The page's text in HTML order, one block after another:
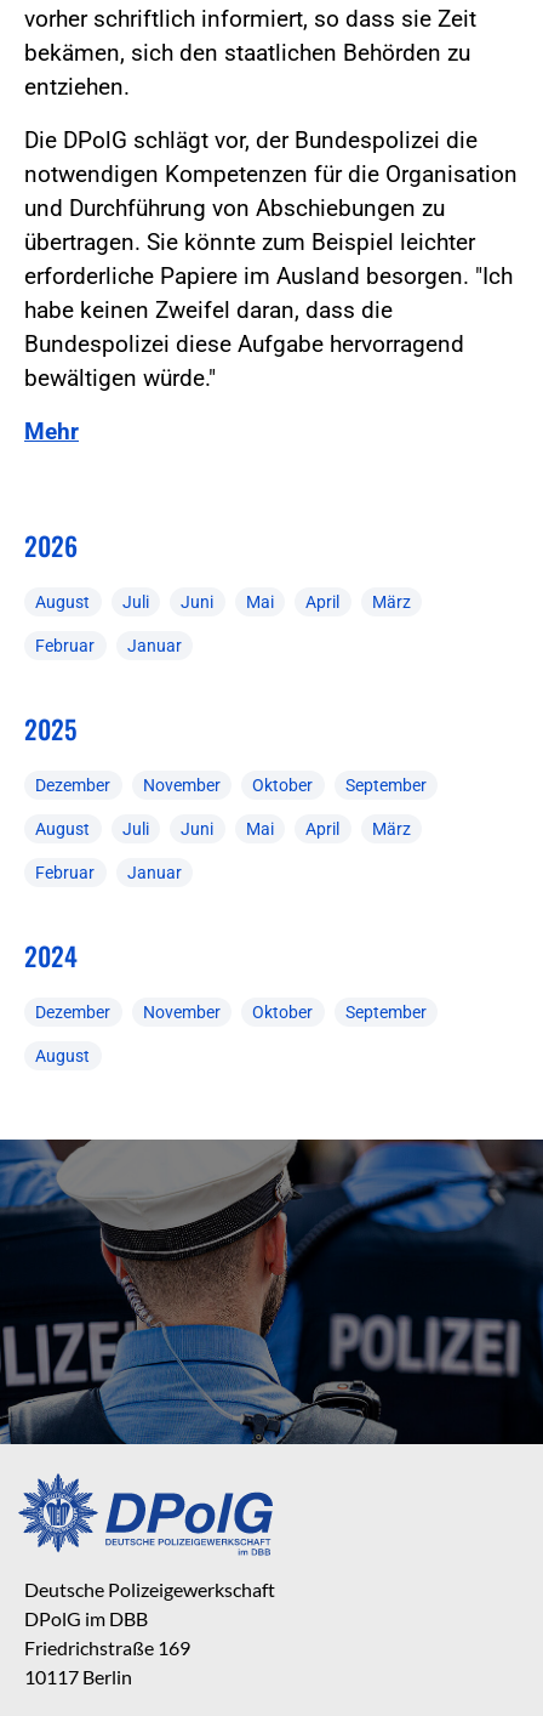
vorher schriftlich informiert, so dass sie Zeit
bekämen, sich den staatlichen Behörden zu
entziehen.
Die DPolG schlägt vor, der Bundespolizei die
notwendigen Kompetenzen für die Organisation
und Durchführung von Abschiebungen zu
übertragen. Sie könnte zum Beispiel leichter
erforderliche Papiere im Ausland besorgen. "Ich
habe keinen Zweifel daran, dass die
Bundespolizei diese Aufgabe hervorragend
bewältigen würde."
Mehr
2026
August Juli Juni Mai April März
Februar Januar
2025
Dezember November Oktober September
August Juli Juni Mai April März
Februar Januar
2024
Dezember November Oktober September
August
Deutsche Polizeigewerkschaft
DPolG im DBB
Friedrichstraße 169
10117 Berlin